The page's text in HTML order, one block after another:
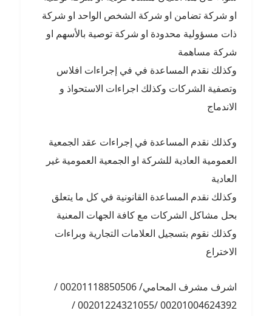
او شركة تضامن او شركة الشخص الواحد او شركة
ذات مسؤولية محدودة او شركة توصية بالأسهم او
شركة مساهمة
وكذلك نقدم المساعدة في في إجراءات افلاس
وتصفية الشركات وكذلك اجراءات الاستحواذ و
الاندماج
وكذلك نقدم المساعدة في إجراءات عقد الجمعية
العمومية العادية للشركة او الجمعية العمومية غير
العادية
وكذلك نقدم المساعدة القانونية في كل ما يتعلق
بحل مشاكل الشركات مع كافة الجهات المعنية
وكذلك نقوم بتسجيل العلامات التجارية وبراءات
الاختراع
اشرف مشرف المحامي/ 00201118850506 /
00201004624392 /00201224321055 /